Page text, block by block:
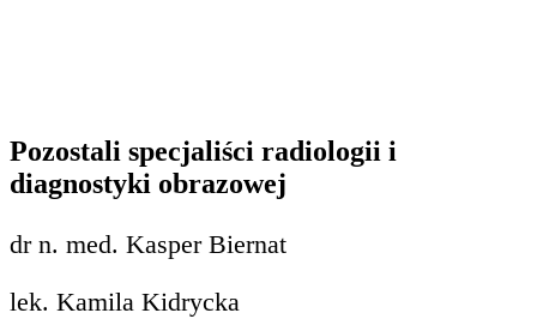
Pozostali specjaliści radiologii i
diagnostyki obrazowej
dr n. med. Kasper Biernat
lek. Kamila Kidrycka